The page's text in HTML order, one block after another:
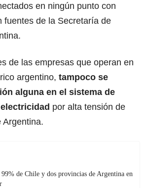
en ningún punto con
fuentes de la Secretaría de
de las empresas que operan en
argentino, tampoco se
alguna en el sistema de
por alta tensión de
Argentina.
de Chile y dos provincias de Argentina en